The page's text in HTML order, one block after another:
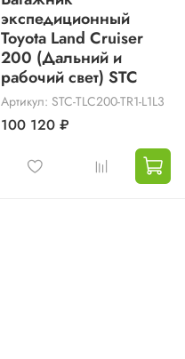
экспедиционный
Toyota Land Cruiser
200 (Дальний и
рабочий свет) STC
Артикул: STC-TLC200-TR1-L1L3
100 120 ₽